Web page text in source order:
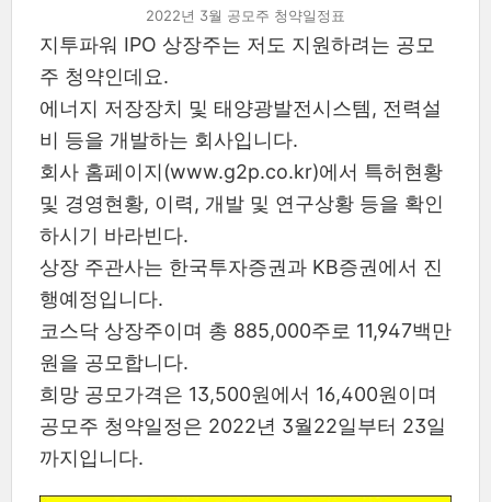
2022년 3월 공모주 청약일정표
지투파워 IPO 상장주는 저도 지원하려는 공모
주 청약인데요.
에너지 저장장치 및 태양광발전시스템, 전력설
비 등을 개발하는 회사입니다.
회사 홈페이지(www.g2p.co.kr)에서 특허현황
및 경영현황, 이력, 개발 및 연구상황 등을 확인
하시기 바라빈다.
상장 주관사는 한국투자증권과 KB증권에서 진
행예정입니다.
코스닥 상장주이며 총 885,000주로 11,947백만
원을 공모합니다.
희망 공모가격은 13,500원에서 16,400원이며
공모주 청약일정은 2022년 3월22일부터 23일
까지입니다.